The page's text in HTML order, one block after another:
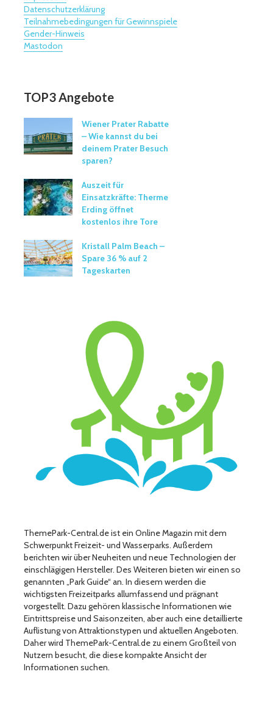
Datenschutzerklärung
Teilnahmebedingungen für Gewinnspiele
Gender-Hinweis
Mastodon
TOP3 Angebote
Wiener Prater Rabatte
– Wie kannst du bei
deinem Prater Besuch
sparen?
Auszeit für
Einsatzkräfte: Therme
Erding öffnet
kostenlos ihre Tore
Kristall Palm Beach –
Spare 36 % auf 2
Tageskarten
ThemePark-Central.de ist ein Online Magazin mit dem
Schwerpunkt Freizeit- und Wasserparks. Außerdem
berichten wir über Neuheiten und neue Technologien der
einschlägigen Hersteller. Des Weiteren bieten wir einen so
genannten „Park Guide“ an. In diesem werden die
wichtigsten Freizeitparks allumfassend und prägnant
vorgestellt. Dazu gehören klassische Informationen wie
Eintrittspreise und Saisonzeiten, aber auch eine detaillierte
Auflistung von Attraktionstypen und aktuellen Angeboten.
Daher wird ThemePark-Central.de zu einem Großteil von
Nutzern besucht, die diese kompakte Ansicht der
Informationen suchen.